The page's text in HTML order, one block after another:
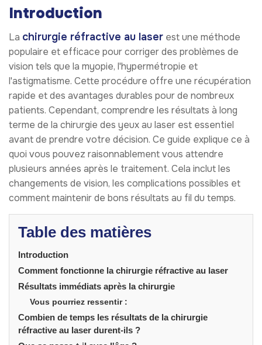
Introduction
La chirurgie réfractive au laser est une méthode
populaire et efficace pour corriger des problèmes de
vision tels que la myopie, l'hypermétropie et
l'astigmatisme. Cette procédure offre une récupération
rapide et des avantages durables pour de nombreux
patients. Cependant, comprendre les résultats à long
terme de la chirurgie des yeux au laser est essentiel
avant de prendre votre décision. Ce guide explique ce à
quoi vous pouvez raisonnablement vous attendre
plusieurs années après le traitement. Cela inclut les
changements de vision, les complications possibles et
comment maintenir de bons résultats au fil du temps.
Table des matières
Introduction
Comment fonctionne la chirurgie réfractive au laser
Résultats immédiats après la chirurgie
Vous pourriez ressentir :
Combien de temps les résultats de la chirurgie
réfractive au laser durent-ils ?